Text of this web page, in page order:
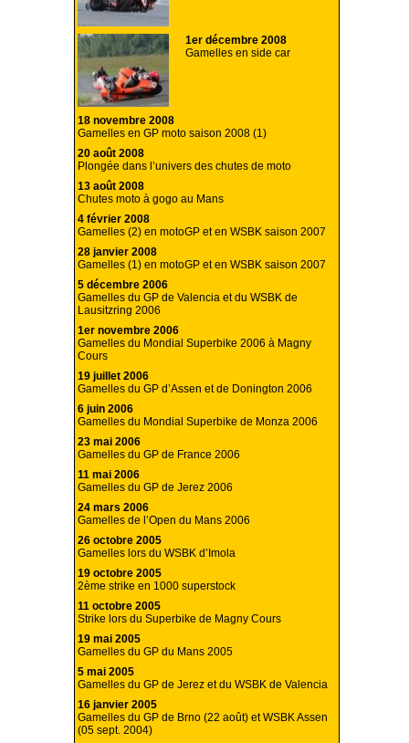
1er décembre 2008
Gamelles en side car
18 novembre 2008
Gamelles en GP moto saison 2008 (1)
20 août 2008
Plongée dans l’univers des chutes de moto
13 août 2008
Chutes moto à gogo au Mans
4 février 2008
Gamelles (2) en motoGP et en WSBK saison 2007
28 janvier 2008
Gamelles (1) en motoGP et en WSBK saison 2007
5 décembre 2006
Gamelles du GP de Valencia et du WSBK de
Lausitzring 2006
1er novembre 2006
Gamelles du Mondial Superbike 2006 à Magny
Cours
19 juillet 2006
Gamelles du GP d’Assen et de Donington 2006
6 juin 2006
Gamelles du Mondial Superbike de Monza 2006
23 mai 2006
Gamelles du GP de France 2006
11 mai 2006
Gamelles du GP de Jerez 2006
24 mars 2006
Gamelles de l’Open du Mans 2006
26 octobre 2005
Gamelles lors du WSBK d’Imola
19 octobre 2005
2ème strike en 1000 superstock
11 octobre 2005
Strike lors du Superbike de Magny Cours
19 mai 2005
Gamelles du GP du Mans 2005
5 mai 2005
Gamelles du GP de Jerez et du WSBK de Valencia
16 janvier 2005
Gamelles du GP de Brno (22 août) et WSBK Assen
(05 sept. 2004)